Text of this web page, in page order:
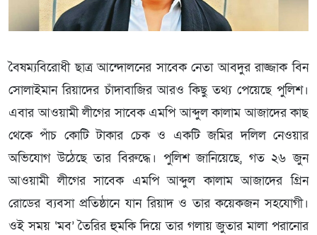
বৈষম্যবিরোধী ছাত্র আন্দোলনের সাবেক নেতা আবদুর রাজ্জাক বিন
সোলাইমান রিয়াদের চাঁদাবাজির আরও কিছু তথ্য পেয়েছে পুলিশ।
এবার আওয়ামী লীগের সাবেক এমপি আব্দুল কালাম আজাদের কাছ
থেকে পাঁচ কোটি টাকার চেক ও একটি জমির দলিল নেওয়ার
অভিযোগ উঠেছে তার বিরুদ্ধে। পুলিশ জানিয়েছে, গত ২৬ জুন
আওয়ামী লীগের সাবেক এমপি আব্দুল কালাম আজাদের গ্রিন
রোডের ব্যবসা প্রতিষ্ঠানে যান রিয়াদ ও তার কয়েকজন সহযোগী।
ওই সময় ‘মব’ তৈরির হুমকি দিয়ে তার গলায় জুতার মালা পরানোর